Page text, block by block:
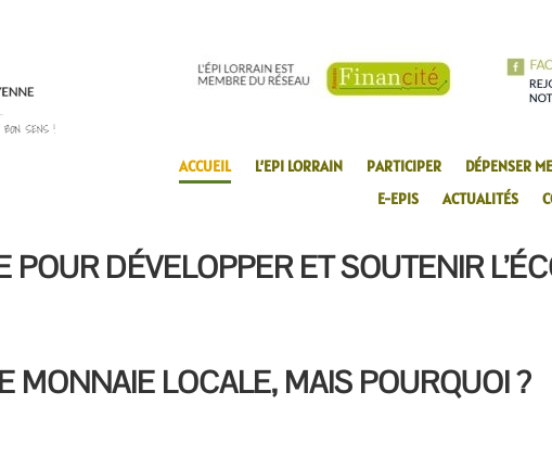
ACCUEIL L’EPI LORRAIN PARTICIPER DÉPENSER
E-EPIS
ACTUALITÉS
DÉVELOPPER ET SOUTENIR
MONNAIE LOCALE, MAIS POURQUOI ?